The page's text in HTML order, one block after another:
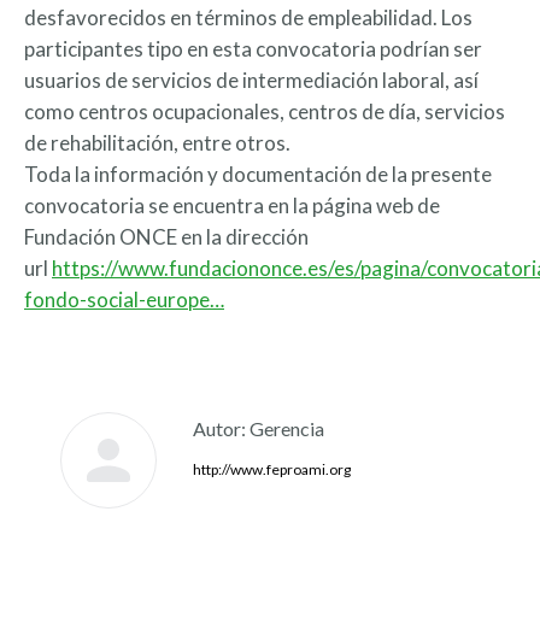
desfavorecidos en términos de empleabilidad. Los
participantes tipo en esta convocatoria podrían ser
usuarios de servicios de intermediación laboral, así
como centros ocupacionales, centros de día, servicios
de rehabilitación, entre otros.
Toda la información y documentación de la presente
convocatoria se encuentra en la página web de
Fundación ONCE en la dirección
url https://www.fundaciononce.es/es/pagina/
fondo-social-europe…
Autor: Gerencia
http://www.feproami.org